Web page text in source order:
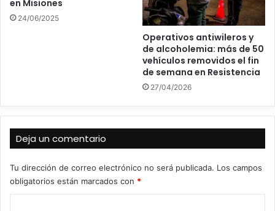
en Misiones
24/06/2025
Operativos antiwileros y
de alcoholemia: más de 50
vehículos removidos el fin
de semana en Resistencia
27/04/2026
Deja un comentario
Tu dirección de correo electrónico no será publicada. Los campos
obligatorios están marcados con *